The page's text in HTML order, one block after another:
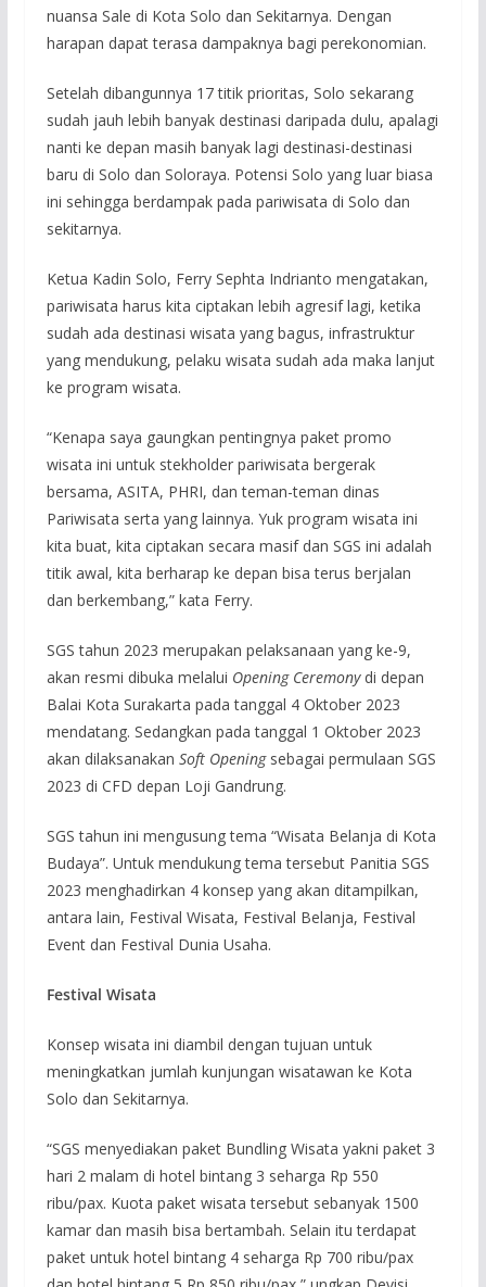
nuansa Sale di Kota Solo dan Sekitarnya. Dengan
harapan dapat terasa dampaknya bagi perekonomian.
Setelah dibangunnya 17 titik prioritas, Solo sekarang
sudah jauh lebih banyak destinasi daripada dulu, apalagi
nanti ke depan masih banyak lagi destinasi-destinasi
baru di Solo dan Soloraya. Potensi Solo yang luar biasa
ini sehingga berdampak pada pariwisata di Solo dan
sekitarnya.
Ketua Kadin Solo, Ferry Sephta Indrianto mengatakan,
pariwisata harus kita ciptakan lebih agresif lagi, ketika
sudah ada destinasi wisata yang bagus, infrastruktur
yang mendukung, pelaku wisata sudah ada maka lanjut
ke program wisata.
“Kenapa saya gaungkan pentingnya paket promo
wisata ini untuk stekholder pariwisata bergerak
bersama, ASITA, PHRI, dan teman-teman dinas
Pariwisata serta yang lainnya. Yuk program wisata ini
kita buat, kita ciptakan secara masif dan SGS ini adalah
titik awal, kita berharap ke depan bisa terus berjalan
dan berkembang,” kata Ferry.
SGS tahun 2023 merupakan pelaksanaan yang ke-9,
akan resmi dibuka melalui Opening Ceremonydi depan
Balai Kota Surakarta pada tanggal 4 Oktober 2023
mendatang. Sedangkan pada tanggal 1 Oktober 2023
akan dilaksanakan Soft Openingsebagai permulaan SGS
2023 di CFD depan Loji Gandrung.
SGS tahun ini mengusung tema “Wisata Belanja di Kota
Budaya”. Untuk mendukung tema tersebut Panitia SGS
2023 menghadirkan 4 konsep yang akan ditampilkan,
antara lain, Festival Wisata, Festival Belanja, Festival
Event dan Festival Dunia Usaha.
Festival Wisata
Konsep wisata ini diambil dengan tujuan untuk
meningkatkan jumlah kunjungan wisatawan ke Kota
Solo dan Sekitarnya.
“SGS menyediakan paket Bundling Wisata yakni paket 3
hari 2 malam di hotel bintang 3 seharga Rp 550
ribu/pax. Kuota paket wisata tersebut sebanyak 1500
kamar dan masih bisa bertambah. Selain itu terdapat
paket untuk hotel bintang 4 seharga Rp 700 ribu/pax